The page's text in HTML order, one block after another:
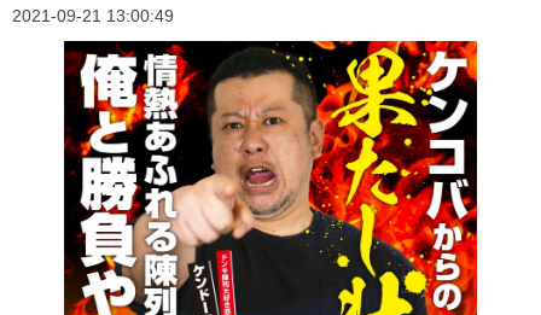
2021-09-21 13:00:49